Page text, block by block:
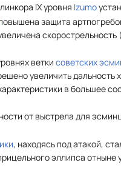
IX уровня Izumo
защита
веткисоветских
увеличить дальность
в большее
от выстрела для
, находясь под атакой,
эллипса отныне